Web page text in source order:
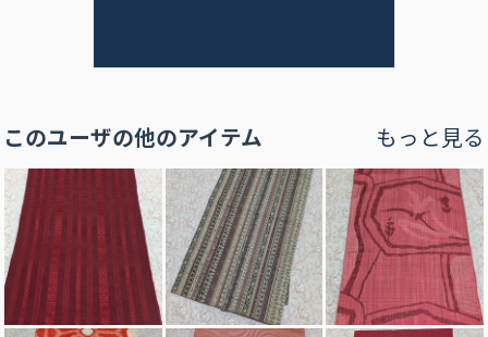
このユーザの他のアイテム もっと見る